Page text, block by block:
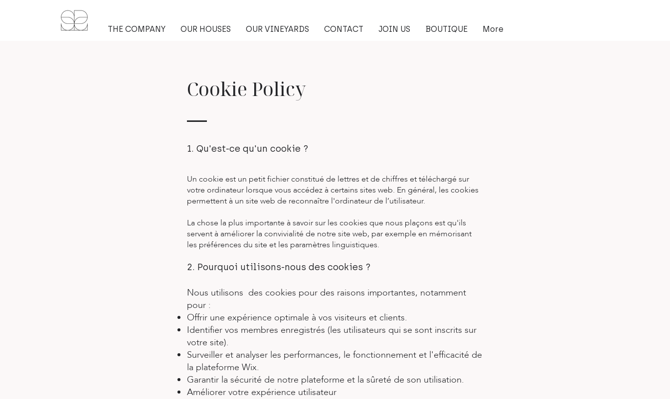
THE COMPANY OUR HOUSES OUR VINEYARDS CONTACT JOIN US BOUTIQUE More
Cookie Policy
1. Qu'est-ce qu'un cookie ?
​Un cookie est un petit fichier constitué de lettres et de chiffres et téléchargé sur
votre ordinateur lorsque vous accédez à certains sites web. En général, les cookies
permettent à un site web de reconnaître l'ordinateur de l’utilisateur.
La chose la plus importante à savoir sur les cookies que nous plaçons est qu'ils
servent à améliorer la convivialité de notre site web, par exemple en mémorisant
les préférences du site et les paramètres linguistiques.
2. Pourquoi utilisons-nous des cookies ?
Nous utilisons des cookies pour des raisons importantes, notamment
pour :
Offrir une expérience optimale à vos visiteurs et clients.
Identifier vos membres enregistrés (les utilisateurs qui se sont inscrits sur
votre site).
Surveiller et analyser les performances, le fonctionnement et l'efficacité de
la plateforme Wix.
Garantir la sécurité de notre plateforme et la sûreté de son utilisation.
Améliorer votre expérience utilisateur